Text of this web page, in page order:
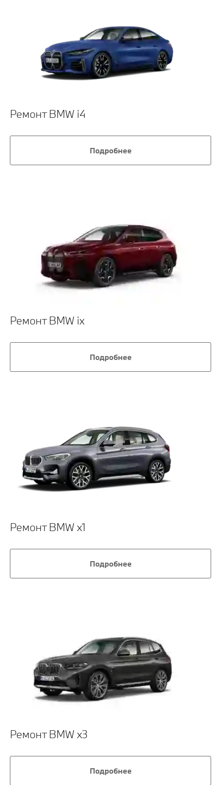
Ремонт BMW i4
Подробнее
Ремонт BMW ix
Подробнее
Ремонт BMW x1
Подробнее
Ремонт BMW x3
Подробнее